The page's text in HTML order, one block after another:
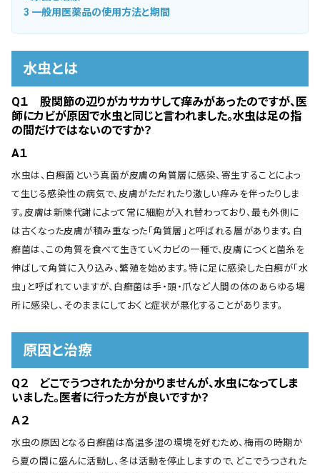
3 一般用医薬品の使用方法と期間
水虫とは
Q１ 股関節の辺りがカサカサして痒みがあったのですが、医
師にカビが原因で水虫と同じと言われました。水虫は足の指
の間だけではないのですか？
A１
水虫は、白癬菌という真菌が皮膚の角質層に感染、寄生することによっ
て生じる感染性の病気で、皮膚がただれたり激しい痒みを伴ったりしま
す。皮膚は新陳代謝によって常に細胞が入れ替わっており、最も外側に
は古くなった皮膚が積み重なった「角質層」と呼ばれる層があります。白
癬菌は、この角質を食べて生きていくカビの一種で、皮膚につくと菌糸を
伸ばして角質に入り込み、繁殖を始めます。特に足に感染した白癬が「水
虫」と呼ばれていますが、白癬菌は手・頭・爪など人間の体のあらゆる場
所に感染し、そのままにしておくと症状が悪化することがあります。
原因と治療
Q２ どこでうつされたか分かりませんが、水虫になってしま
いました。医者に行った方が良いですか？
Ａ２
水虫の原因となる白癬菌は高温多湿の環境を好むため、梅雨の時期か
ら夏の間に盛んに活動し、冬は活動を停止しますので、どこでうつされた